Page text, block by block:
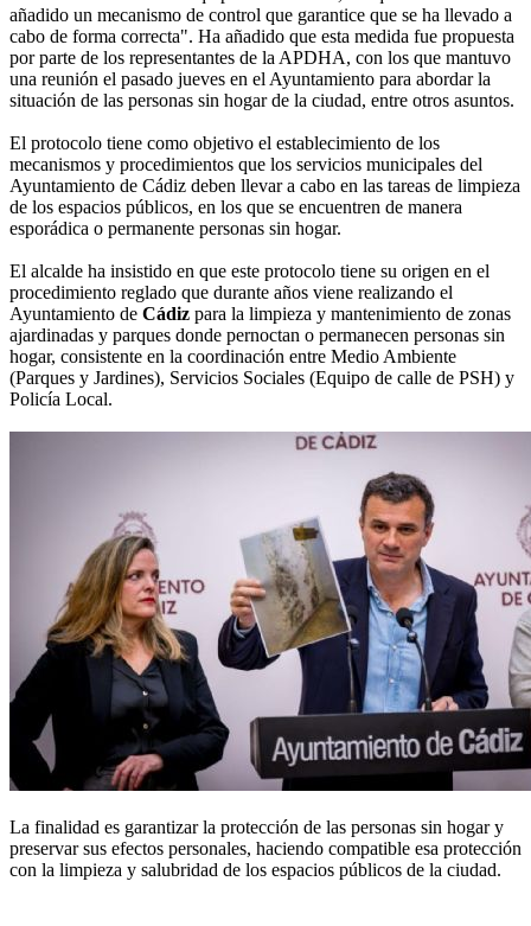
añadido un mecanismo de control que garantice que se ha llevado a
cabo de forma correcta". Ha añadido que esta medida fue propuesta
por parte de los representantes de la APDHA, con los que mantuvo
una reunión el pasado jueves en el Ayuntamiento para abordar la
situación de las personas sin hogar de la ciudad, entre otros asuntos.
El protocolo tiene como objetivo el establecimiento de los
mecanismos y procedimientos que los servicios municipales del
Ayuntamiento de Cádiz deben llevar a cabo en las tareas de limpieza
de los espacios públicos, en los que se encuentren de manera
esporádica o permanente personas sin hogar.
El alcalde ha insistido en que este protocolo tiene su origen en el
procedimiento reglado que durante años viene realizando el
Ayuntamiento de Cádiz para la limpieza y mantenimiento de zonas
ajardinadas y parques donde pernoctan o permanecen personas sin
hogar, consistente en la coordinación entre Medio Ambiente
(Parques y Jardines), Servicios Sociales (Equipo de calle de PSH) y
Policía Local.
La finalidad es garantizar la protección de las personas sin hogar y
preservar sus efectos personales, haciendo compatible esa protección
con la limpieza y salubridad de los espacios públicos de la ciudad.